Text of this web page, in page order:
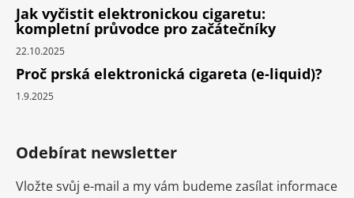
Jak vyčistit elektronickou cigaretu:
kompletní průvodce pro začátečníky
22.10.2025
Proč prská elektronická cigareta (e-liquid)?
1.9.2025
Odebírat newsletter
Vložte svůj e-mail a my vám budeme zasílat informace